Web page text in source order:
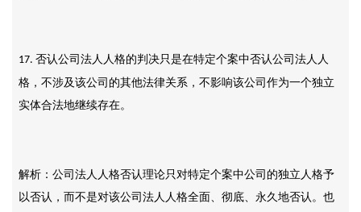
17.否认公司法人人格的判决只是在特定个案中否认公司法人人
格，不涉及该公司的其他法律关系，不影响该公司作为一个独立
实体合法地继续存在。
解析：公司法人人格否认理论只对特定个案中公司的独立人格予
以否认，而不是对该公司法人人格全面、彻底、永久地否认。也